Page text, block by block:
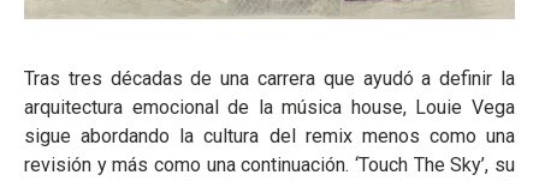
Tras tres décadas de una carrera que ayudó a definir la
arquitectura emocional de la música house, Louie Vega
sigue abordando la cultura del remix menos como una
revisión y más como una continuación. ‘Touch The Sky’, su